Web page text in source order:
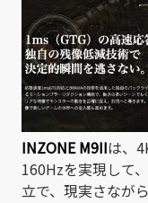
INZONE M9IIは、
160Hzを実現して
立で、現実さなが